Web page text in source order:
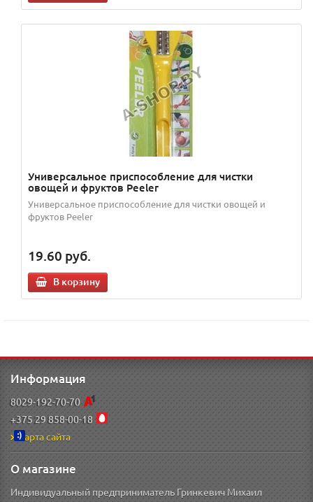
Универсальное приспособление для чистки
овощей и фруктов Peeler
Универсальное приспособление для чистки овощей и
фруктов Peeler
19.60 руб.
В корзину
Информация
8029-192-70-70
+375 29 858-00-18
Карта сайта
О магазине
Индивидуальный предприниматель Гринкевич Михаил